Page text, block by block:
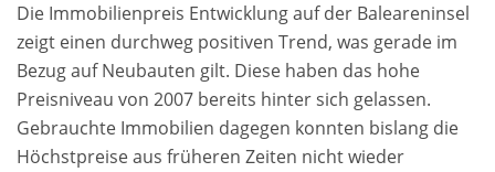
Die Immobilienpreis Entwicklung auf der Baleareninsel
zeigt einen durchweg positiven Trend, was gerade im
Bezug auf Neubauten gilt. Diese haben das hohe
Preisniveau von 2007 bereits hinter sich gelassen.
Gebrauchte Immobilien dagegen konnten bislang die
Höchstpreise aus früheren Zeiten nicht wieder